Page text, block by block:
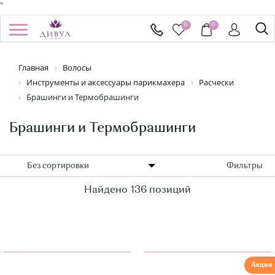
"
0 0
КАТАЛОГ
БРЕНДЫ
УСПЕЙ КУПИТЬ
Здравствуйте! Что вы ищете?
Главная
Волосы
Инструменты и аксессуары парикмахера
Расчески
Брашинги и Термобрашинги
Брашинги и Термобрашинги
Фильтры
Без сортировки
Найдено 136 позиций
Акция